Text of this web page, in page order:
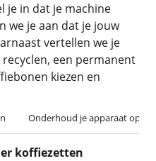
je in dat je machine
we je aan dat je jouw
vertellen we je
een permanent
kiezen en
Onderhoud je apparaat op tijd
koffiezetten